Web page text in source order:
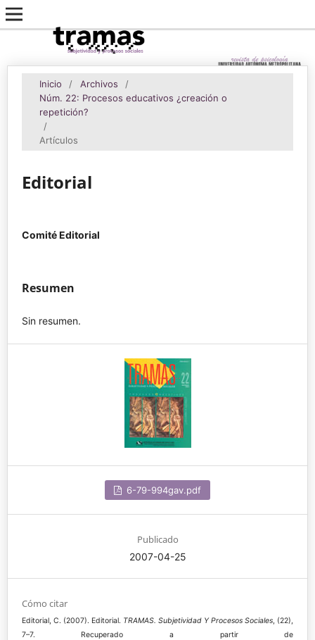
Inicio / Archivos
/
Núm. 22: Procesos educativos ¿creación o
repetición?
/
Artículos
Editorial
Comité Editorial
Resumen
Sin resumen.
6-79-994gav.pdf
Publicado
2007-04-25
Cómo citar
Editorial, C. (2007). Editorial. TRAMAS. Subjetividad Y Procesos Sociales, (22),
7–7. Recuperado a partir de